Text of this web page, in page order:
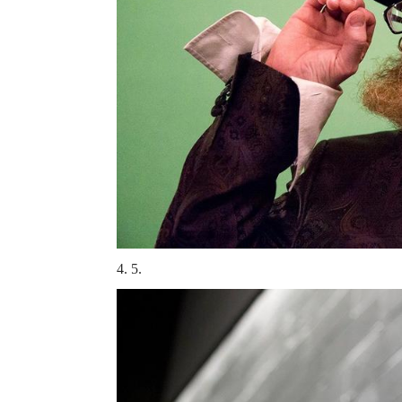
4. 5.